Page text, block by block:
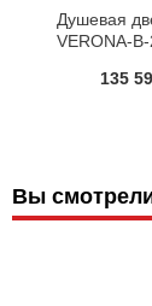
Душевая
VERONA-
135
Вы